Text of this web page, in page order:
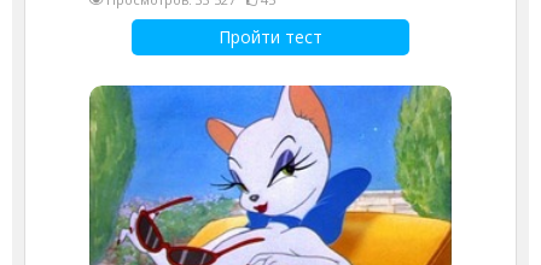
Пройти тест